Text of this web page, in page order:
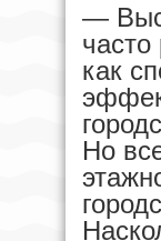
—
часто
как
Но